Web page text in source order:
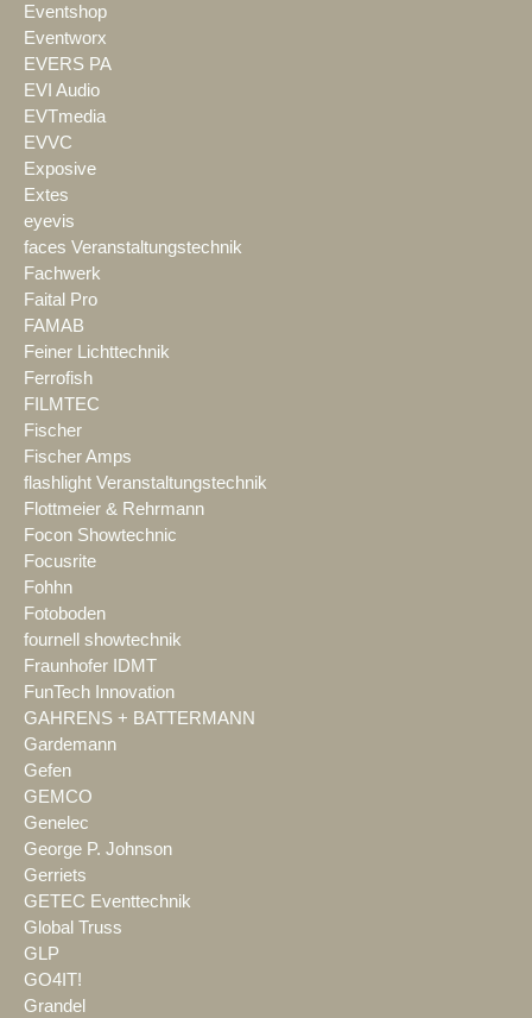
Eventshop
Eventworx
EVERS PA
EVI Audio
EVTmedia
EVVC
Exposive
Extes
eyevis
faces Veranstaltungstechnik
Fachwerk
Faital Pro
FAMAB
Feiner Lichttechnik
Ferrofish
FILMTEC
Fischer
Fischer Amps
flashlight Veranstaltungstechnik
Flottmeier & Rehrmann
Focon Showtechnic
Focusrite
Fohhn
Fotoboden
fournell showtechnik
Fraunhofer IDMT
FunTech Innovation
GAHRENS + BATTERMANN
Gardemann
Gefen
GEMCO
Genelec
George P. Johnson
Gerriets
GETEC Eventtechnik
Global Truss
GLP
GO4IT!
Grandel